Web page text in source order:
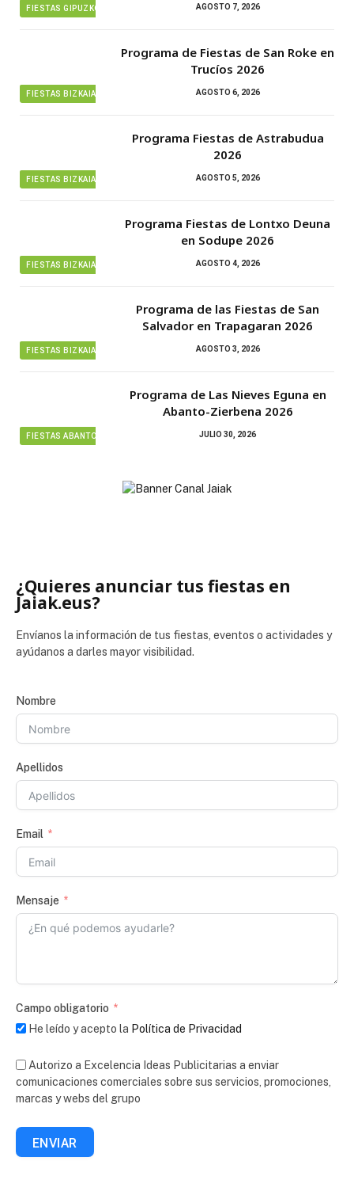
FIESTAS GIPUZKOA AGOSTO 7, 2026
FIESTAS BIZKAIA
Programa de Fiestas de San Roke en
Trucíos 2026
AGOSTO 6, 2026
FIESTAS BIZKAIA
Programa Fiestas de Astrabudua
2026
AGOSTO 5, 2026
FIESTAS BIZKAIA
Programa Fiestas de Lontxo Deuna
en Sodupe 2026
AGOSTO 4, 2026
FIESTAS BIZKAIA
Programa de las Fiestas de San
Salvador en Trapagaran 2026
AGOSTO 3, 2026
FIESTAS ABANTO ZIERBENA
Programa de Las Nieves Eguna en
Abanto-Zierbena 2026
JULIO 30, 2026
¿Quieres anunciar tus fiestas en
Jaiak.eus?
Envíanos la información de tus fiestas, eventos o actividades y
ayúdanos a darles mayor visibilidad.
Nombre
Apellidos
Email
Mensaje
Campo obligatorio
He leído y acepto la Política de Privacidad
Autorizo a Excelencia Ideas Publicitarias a enviar
comunicaciones comerciales sobre sus servicios, promociones,
marcas y webs del grupo
ENVIAR